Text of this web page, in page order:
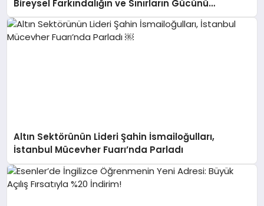
Bireysel Farkındalığın ve Sınırların Gücünü
Anlatıyor
Altın Sektörünün Lideri Şahin İsmailoğulları,
İstanbul Mücevher Fuarı’nda Parladı ￼